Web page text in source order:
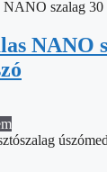
NANO